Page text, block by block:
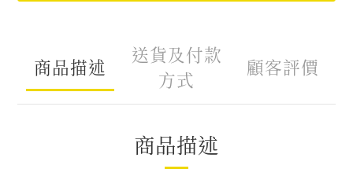
商品描述
送貨及付款
方式
顧客評價
商品描述